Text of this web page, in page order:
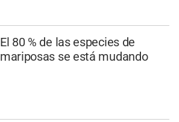
El 80 % de las especies de
mariposas se está mudando